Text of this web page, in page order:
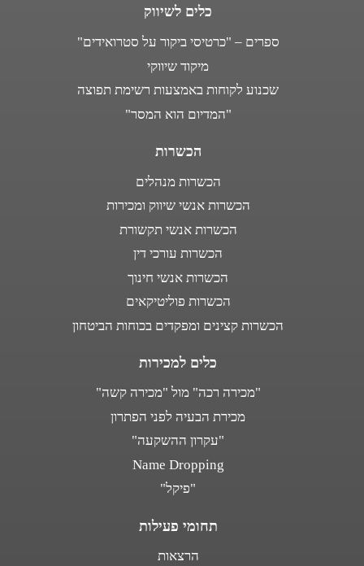
כלים לשיווק
ספרים – "כרטיסי ביקור על סטרואידים"
מיקוד שיווקי
שכנוע לקוחות באמצעות רשימת תפוצה
"המדיום הוא המסר"
הכשרות
הכשרות מנהלים
הכשרות אנשי שיווק ומכירות
הכשרות אנשי תקשורת
הכשרות עורכי דין
הכשרות אנשי חינוך
הכשרות פוליטיקאים
הכשרות קצינים ומפקדים בכוחות הביטחון
כלים למכירות
"מכירה רכה" מול "מכירה קשה"
מכירת הבעיה לפני הפתרון
"עקרון ההשקעה"
Name Dropping
"פיקל"
תחומי פעילות
הרצאות